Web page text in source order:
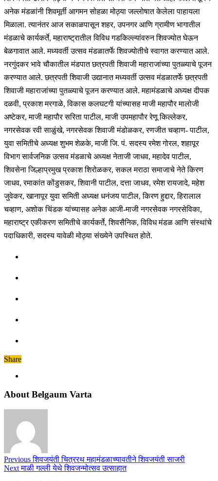
अनेक मंडळांनी शिवमूर्ती आगमन सोहळा मोठ्या जल्लोषात केलेला पाहायला
मिळाला. त्यानंतर आज सकाळपासून शहर, उपनगर आणि ग्रामीण भागातील
मंडळाचे कार्यकर्ते, महाराष्ट्रातील विविध गडकिल्ल्यांवरुन शिवज्योत घेऊन
बेळगावात आले. मध्यवर्ती उत्सव मंडळातर्फे शिवज्योतीचे स्वागत करण्यात आले.
नरगुंदकर भावे चौकातील मंडपात छत्रपती शिवाजी महाराजांच्या पुतळ्याचे पूजन
करण्यात आले. छत्रपती शिवाजी उद्यानात मध्यवर्ती उत्सव मंडळातर्फे छत्रपती
शिवाजी महाराजांच्या पुतळ्याचे पूजन करण्यात आले. महामंडळाचे अध्यक्ष दीपक
दळवी, प्रकाश मरगाळे, विकास कलघटगी यांच्यासह माजी महापौर मालोजी
अष्टेकर, माजी महापौर सरिता पाटील, माजी उपमहापौर रेणू किल्लेकर,
नगरसेवक रवी साळुंखे, नगरसेवक शिवाजी मंडोळकर, रणजीत चव्हाण- पाटील,
युवा समितीचे अध्यक्ष शुभम शेळके, माजी जि. पं. सदस्य रमेश गोरल, शहापूर
विभाग सार्वजनिक उत्सव मंडळाचे अध्यक्ष नेताजी जाधव, महादेव पाटील,
शिवसेना जिल्हाप्रमुख प्रकाश शिरोळकर, सकल मराठा समाजाचे नेते किरण
जाधव, रमाकांत कोंडुसकर, शिवानी पाटील, दत्ता जाधव, रमेश रायजादे, महेश
जुवेकर, खानापूर युवा समिती अध्यक्ष धनंजय पाटील, किरण हुद्दार, हिरालाल
चव्हाण, अशोक चिंडक यांच्यासह अनेक आजी-माजी नगरसेवक नगरसेविका,
महाराष्ट्र एकीकरण समितीचे कार्यकर्ते, शिवसैनिक, विविध मंडळ आणि संस्थांचे
पदाधिकारी, सदस्य यावेळी मोठ्या संख्येने उपस्थित होते.
Share
About Belgaum Varta
Previousशिवजयंती चित्ररथ महामंडळाच्यावतीने शिवजयंती साजरी
Nextमाळी गल्ली येथे शिवजन्मोत्सव उत्साहात